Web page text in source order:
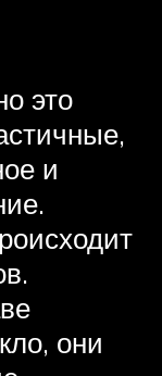
это
и
они